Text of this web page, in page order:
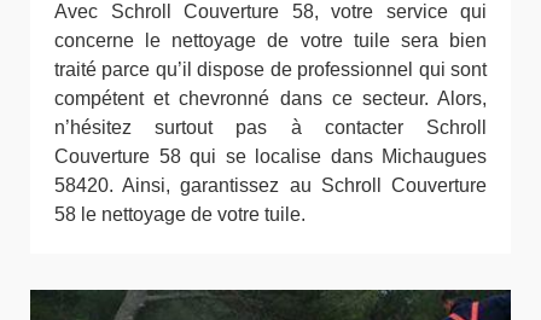
Avec Schroll Couverture 58, votre service qui
concerne le nettoyage de votre tuile sera bien
traité parce qu’il dispose de professionnel qui sont
compétent et chevronné dans ce secteur. Alors,
n’hésitez surtout pas à contacter Schroll
Couverture 58 qui se localise dans Michaugues
58420. Ainsi, garantissez au Schroll Couverture
58 le nettoyage de votre tuile.